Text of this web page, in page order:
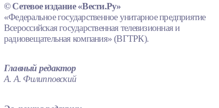
© Сетевое издание «Вести.Ру»
«Федеральное государственное унитарное предприятие
Всероссийская государственная телевизионная и
радиовещательная компания» (ВГТРК).
Главный редактор
А. А. Филипповский